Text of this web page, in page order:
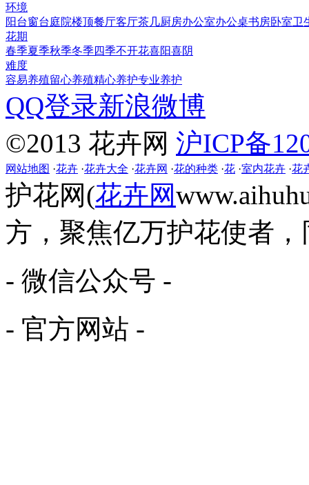
环境
阳台窗台庭院楼顶餐厅客厅茶几厨房办公室办公桌书房卧室卫
花期
春季夏季秋季冬季四季不开花喜阳喜阴
难度
容易养殖留心养殖精心养护专业养护
QQ登录新浪微博
©2013 花卉网 沪ICP备
网站地图 ·花卉 ·花卉大全 ·花卉网 ·花的种类 ·花 ·室内花卉 ·花
护花网(花卉网
方，聚焦亿万护花使者
- 微信公众号 -
- 官方网站 -